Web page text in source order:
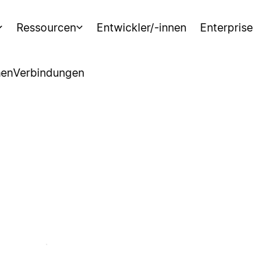
Ressourcen Entwickler/-innen Enterprise
Verbindungen